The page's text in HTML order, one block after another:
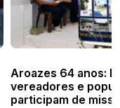
Aroazes 64 anos:
vereadores e
participam de